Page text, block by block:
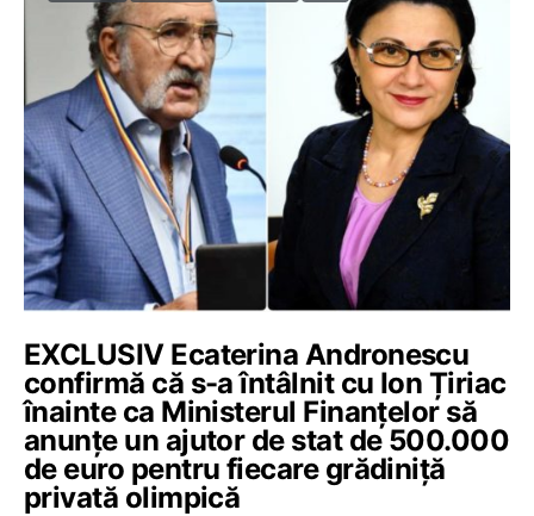
EXCLUSIV Ecaterina Andronescu
confirmă că s-a întâlnit cu Ion Țiriac
înainte ca Ministerul Finanțelor să
anunțe un ajutor de stat de 500.000
de euro pentru fiecare grădiniță
privată olimpică